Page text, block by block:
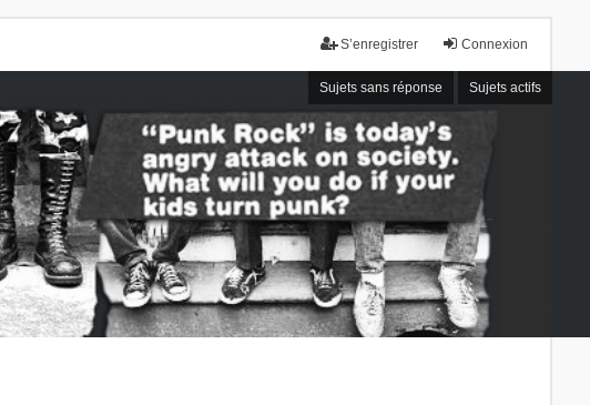
Connexion
S’enregistrer
Sujets sans réponse Sujets actifs